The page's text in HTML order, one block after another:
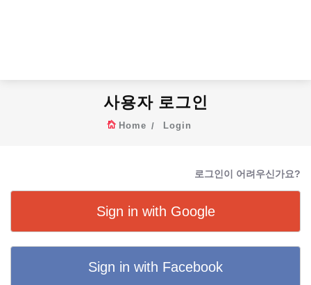
사용자 로그인
Home Login
로그인이 어려우신가요?
Sign in with Google
Sign in with Facebook